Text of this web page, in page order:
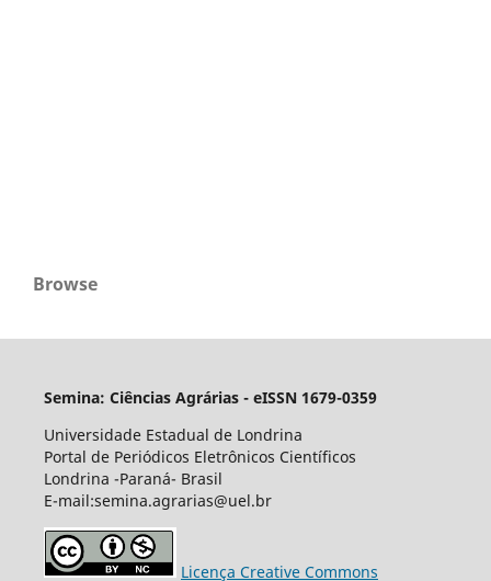
Browse
Semina: Ciências Agrárias - eISSN 1679-0359
Universidade Estadual de Londrina
Portal de Periódicos Eletrônicos Científicos
Londrina -Paraná- Brasil
E-mail:semina.agrarias@uel.br
Licença Creative Commons